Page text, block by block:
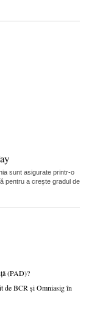
sunt asigurate printr-o
pentru a crește gradul de
(PAD)?
de BCR și Omniasig în